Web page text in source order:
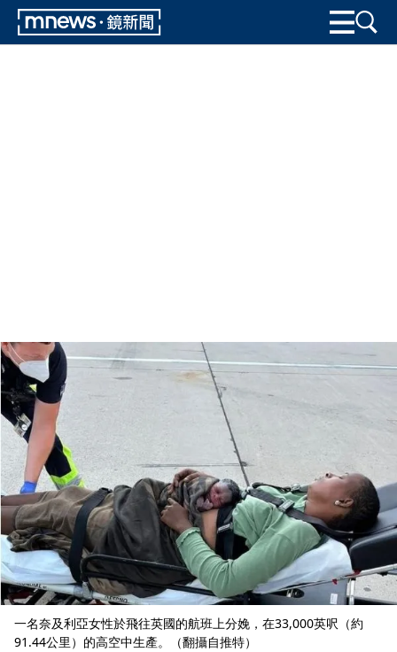
一名奈及利亞女性於飛往英國的航班上分娩，在33,000英呎（約
91.44公里）的高空中生產。（翻攝自推特）